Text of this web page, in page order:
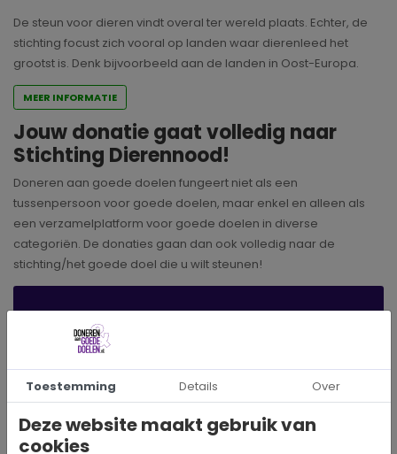
De steun voor dieren vindt overal ter wereld plaats. Echter, de
stichting focust zich vooral op landen waar dierenleed het
grootst is. Denk bijvoorbeeld aan de landen in Oost-Europa.
MEER INFORMATIE
Jouw donatie gaat volledig naar
Stichting Dierennood!
Doneren aan goede doelen fungeert niet als een
tussenpersoon voor goede doelen, maar enkel en alleen als
een verzamelplatform voor goede doelen in diverse
categoriën. De donaties gaan dan ook volledig naar de
stichting/het goede doel die u wilt steunen!
Direct doneren?
Maak eenvoudig en simpel een eenmalige donatie
DIRECT DONEREN
Voordelen van doneren via Doneren aan goede doelen? Alle
Toestemming Details Over
Deze website maakt gebruik van
cookies